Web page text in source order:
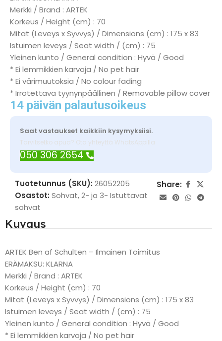
Merkki / Brand : ARTEK
Korkeus / Height (cm) : 70
Mitat (Leveys x Syvvys) / Dimensions (cm) : 175 x 83
Istuimen leveys / Seat width / (cm) : 75
Yleinen kunto / General condition : Hyvä / Good
* Ei lemmikkien karvoja / No pet hair
* Ei värimuutoksia / No colour fading
* Irrotettava tyynynpäällinen / Removable pillow cover
14 päivän palautusoikeus
Saat vastaukset kaikkiin kysymyksiisi.
Tarvitsetko apua? Ota yhteyttä WhatsAppilla
050 306 2654
Tuotetunnus (SKU): 26052205
Osastot: Sohvat,2- ja 3- Istuttavat
sohvat
Share:
Kuvaus
ARTEK Ben af Schulten – Ilmainen Toimitus
ERÄMAKSU: KLARNA
Merkki / Brand : ARTEK
Korkeus / Height (cm) : 70
Mitat (Leveys x Syvvys) / Dimensions (cm) : 175 x 83
Istuimen leveys / Seat width / (cm) : 75
Yleinen kunto / General condition : Hyvä / Good
* Ei lemmikkien karvoja / No pet hair